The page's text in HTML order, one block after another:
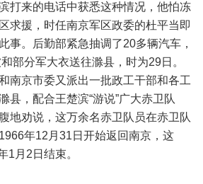
打来的电话中获悉这种情况，他怕冻
求援，时任南京军区政委的杜平当即
事。后勤部紧急抽调了20多辆汽车，
部分军大衣送往滁县，时为29日。
南京市委又派出一批政工干部和各工
县，配合王楚滨“游说”广大赤卫队
地劝说，这万余名赤卫队员在赤卫队
年12月31日开始返回南京，这
1月2日结束。